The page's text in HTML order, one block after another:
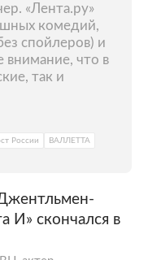
«Лента.ру»
комедий,
спойлеров) и
внимание, что в
так и
России
ВАЛЛЕТТА
И» скончался в